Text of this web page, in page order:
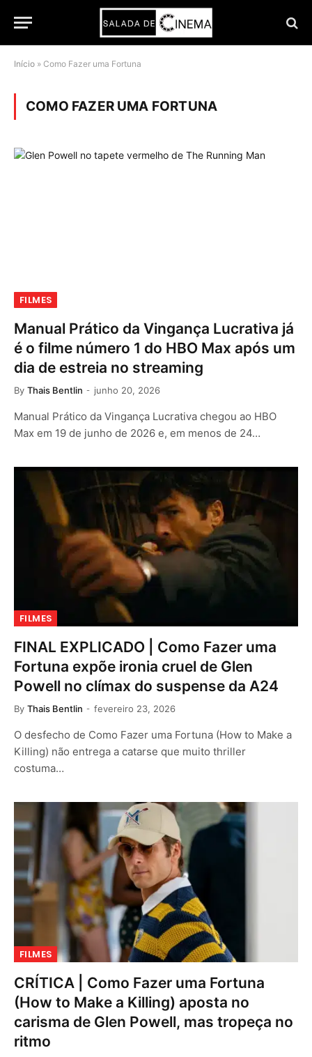
Início » Como Fazer uma Fortuna
COMO FAZER UMA FORTUNA
FILMES
Manual Prático da Vingança Lucrativa já
é o filme número 1 do HBO Max após um
dia de estreia no streaming
By Thais Bentlin junho 20, 2026
Manual Prático da Vingança Lucrativa chegou ao HBO
Max em 19 de junho de 2026 e, em menos de 24…
FILMES
FINAL EXPLICADO | Como Fazer uma
Fortuna expõe ironia cruel de Glen
Powell no clímax do suspense da A24
By Thais Bentlin fevereiro 23, 2026
O desfecho de Como Fazer uma Fortuna (How to Make a
Killing) não entrega a catarse que muito thriller
costuma…
FILMES
CRÍTICA | Como Fazer uma Fortuna
(How to Make a Killing) aposta no
carisma de Glen Powell, mas tropeça no
ritmo